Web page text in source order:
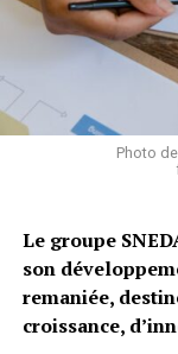
Photo
Le groupe
son
remaniée,
croissance,